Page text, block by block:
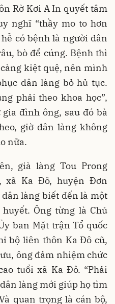
Rờ Kơi A In quyết tâm
nghĩ “thầy mo to hơn
có bệnh là người dân
bò để cúng. Bệnh thì
kiệt quệ, nên mình
dân làng bỏ hủ tục.
phải theo khoa học”,
đình ông, sau đó bà
giờ dân làng không
nữa.
già làng Tou Prong
xã Ka Đô, huyện Đơn
làng biết đến là một
Ông từng là Chủ
ban Mặt trận Tổ quốc
bộ liên thôn Ka Đô cũ,
ông đảm nhiệm chức
tuổi xã Ka Đô. “Phải
làng mới giúp họ tìm
quan trọng là cán bộ,